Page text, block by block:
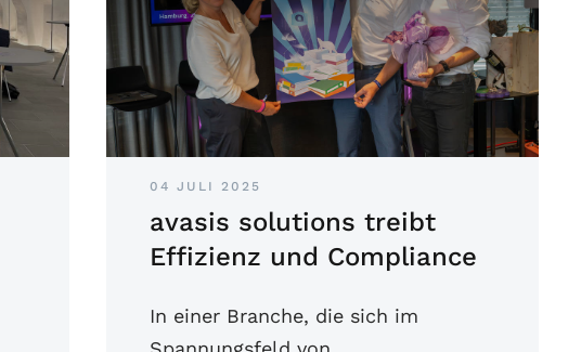
04 JULI 2025
avasis solutions treibt
Effizienz und Compliance
In einer Branche, die sich im